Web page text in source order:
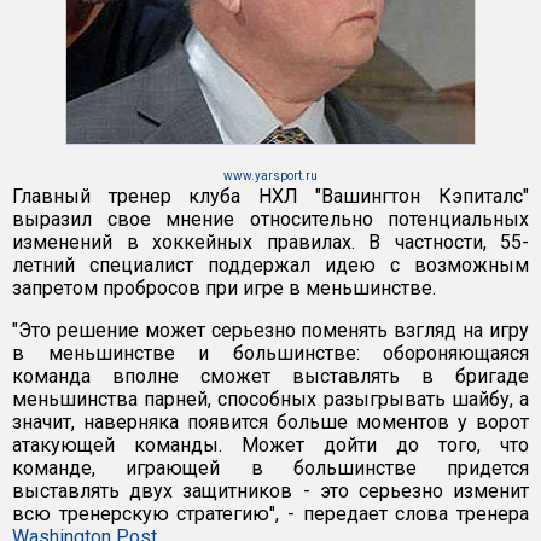
www.yarsport.ru
Главный тренер клуба НХЛ "Вашингтон Кэпиталс"
выразил свое мнение относительно потенциальных
изменений в хоккейных правилах. В частности, 55-
летний специалист поддержал идею с возможным
запретом пробросов при игре в меньшинстве.
"Это решение может серьезно поменять взгляд на игру
в меньшинстве и большинстве: обороняющаяся
команда вполне сможет выставлять в бригаде
меньшинства парней, способных разыгрывать шайбу, а
значит, наверняка появится больше моментов у ворот
атакующей команды. Может дойти до того, что
команде, играющей в большинстве придется
выставлять двух защитников - это серьезно изменит
всю тренерскую стратегию", - передает слова тренера
Washington Post